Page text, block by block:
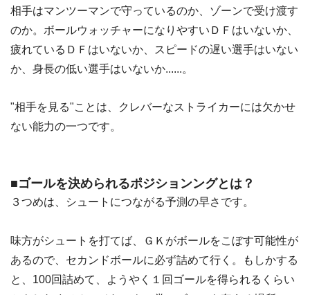
相手はマンツーマンで守っているのか、ゾーンで受け渡す
のか。ボールウォッチャーになりやすいＤＦはいないか、
疲れているＤＦはいないか、スピードの遅い選手はいない
か、身長の低い選手はいないか......。
"相手を見る"ことは、クレバーなストライカーには欠かせ
ない能力の一つです。
■ゴールを決められるポジションングとは？
３つめは、シュートにつながる予測の早さです。
味方がシュートを打てば、ＧＫがボールをこぼす可能性が
あるので、セカンドボールに必ず詰めて行く。もしかする
と、100回詰めて、ようやく１回ゴールを得られるくらい